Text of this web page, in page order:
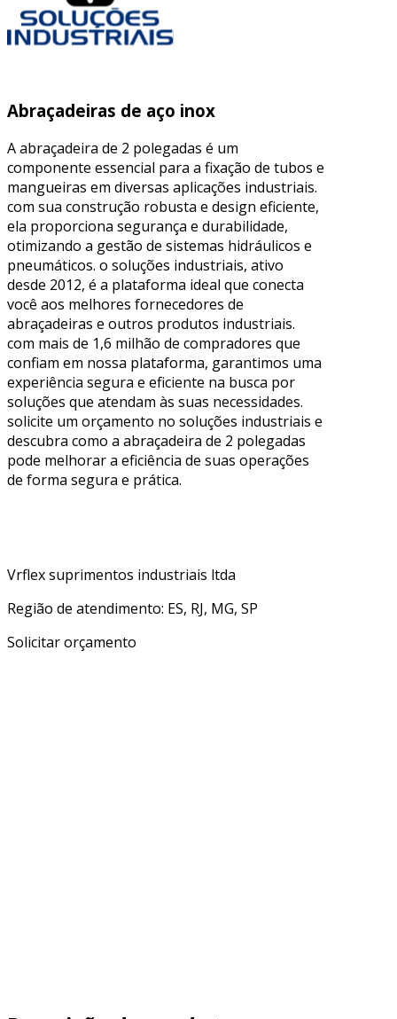
Abraçadeiras de aço inox
A abraçadeira de 2 polegadas é um
componente essencial para a fixação de tubos e
mangueiras em diversas aplicações industriais.
com sua construção robusta e design eficiente,
ela proporciona segurança e durabilidade,
otimizando a gestão de sistemas hidráulicos e
pneumáticos. o soluções industriais, ativo
desde 2012, é a plataforma ideal que conecta
você aos melhores fornecedores de
abraçadeiras e outros produtos industriais.
com mais de 1,6 milhão de compradores que
confiam em nossa plataforma, garantimos uma
experiência segura e eficiente na busca por
soluções que atendam às suas necessidades.
solicite um orçamento no soluções industriais e
descubra como a abraçadeira de 2 polegadas
pode melhorar a eficiência de suas operações
de forma segura e prática.
Região de atendimento: ES, RJ, MG, SP
Solicitar orçamento